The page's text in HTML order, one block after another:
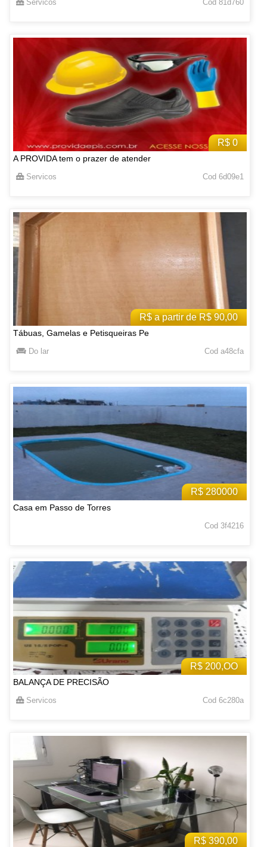
Servicos Cod 81d760
R$ 0
A PROVIDA tem o prazer de atender
Servicos Cod 6d09e1
R$ a partir de R$ 90,00
Tábuas, Gamelas e Petisqueiras Pe
Do lar Cod a48cfa
R$ 280000
Casa em Passo de Torres
Cod 3f4216
R$ 200,OO
BALANÇA DE PRECISÃO
Servicos Cod 6c280a
R$ 390,00